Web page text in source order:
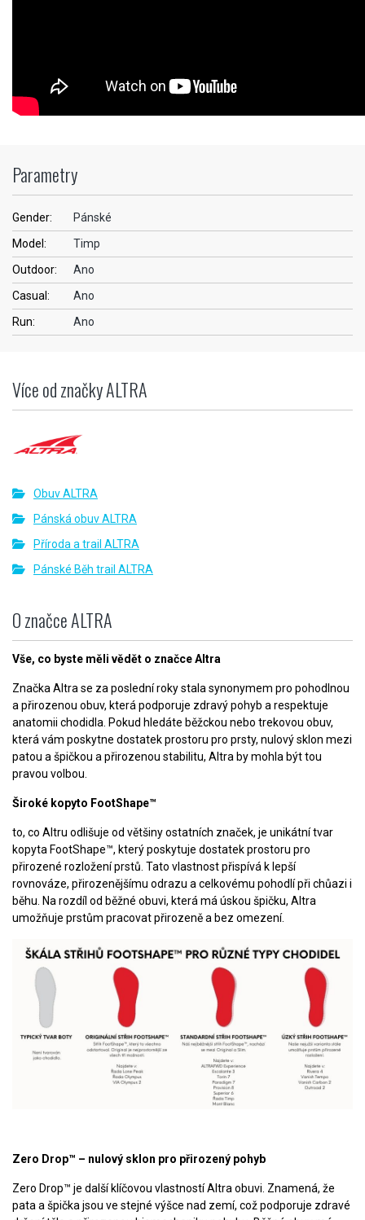
Parametry
Gender:
Pánské
Model:
Timp
Outdoor:
Ano
Casual:
Ano
Run:
Ano
Více od značky ALTRA
Obuv ALTRA
Pánská obuv ALTRA
Příroda a trail ALTRA
Pánské Běh trail ALTRA
O značce ALTRA
Vše, co byste měli vědět o značce Altra
Značka Altra se za poslední roky stala synonymem pro pohodlnou
a přirozenou obuv, která podporuje zdravý pohyb a respektuje
anatomii chodidla. Pokud hledáte běžckou nebo trekovou obuv,
která vám poskytne dostatek prostoru pro prsty, nulový sklon mezi
patou a špičkou a přirozenou stabilitu, Altra by mohla být tou
pravou volbou.
Široké kopyto FootShape™
to, co Altru odlišuje od většiny ostatních značek, je unikátní tvar
kopyta FootShape™, který poskytuje dostatek prostoru pro
přirozené rozložení prstů. Tato vlastnost přispívá k lepší
rovnováze, přirozenějšímu odrazu a celkovému pohodlí při chůazi i
běhu. Na rozdíl od běžné obuvi, která má úskou špičku, Altra
umožňuje prstům pracovat přirozeně a bez omezení.
Zero Drop™ – nulový sklon pro přirozený pohyb
Zero Drop™ je další klíčovou vlastností Altra obuvi. Znamená, že
pata a špička jsou ve stejné výšce nad zemí, což podporuje zdravé